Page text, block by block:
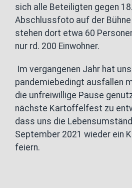
sich alle Beteiligten gegen
Abschlussfoto auf der Bühne
stehen dort etwa 60
nur rd. 200 Einwohner.
Im vergangenen Jahr hat
pandemiebedingt ausfallen
die unfreiwillige Pause
nächste Kartoffelfest zu
dass uns die
September 2021 wieder ein
feiern.